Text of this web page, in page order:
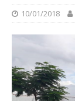
10/01/2018